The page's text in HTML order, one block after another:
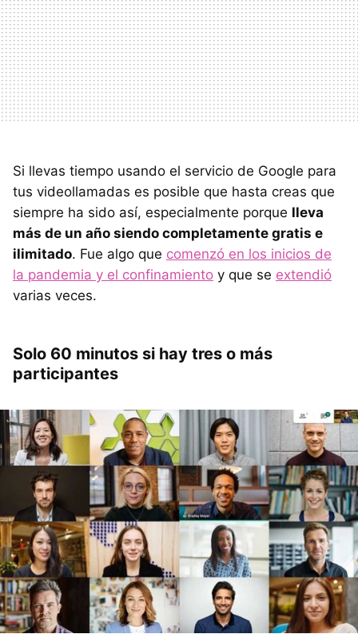
Si llevas tiempo usando el servicio de Google para
tus videollamadas es posible que hasta creas que
siempre ha sido así, especialmente porque lleva
más de un año siendo completamente gratis e
ilimitado. Fue algo que comenzó en los inicios de
la pandemia y el confinamiento y que se extendió
varias veces.
Solo 60 minutos si hay tres o más
participantes